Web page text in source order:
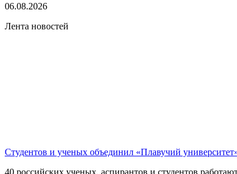
06.08.2026
Лента новостей
Студентов и ученых объединил «Плавучий
40 российских ученых, аспирантов и студентов